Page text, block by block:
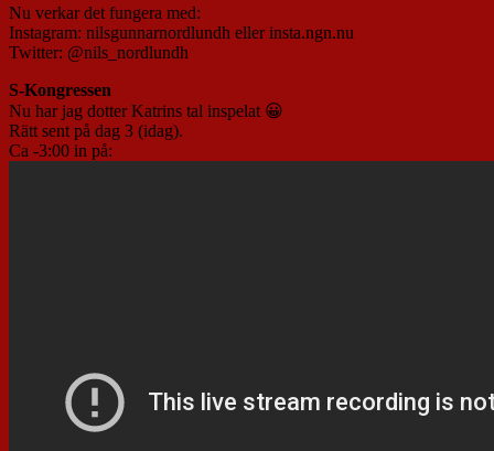
Nu verkar det fungera med:
Instagram: nilsgunnarnordlundh eller insta.ngn.nu
Twitter: @nils_nordlundh
S-Kongressen
Nu har jag dotter Katrins tal inspelat 😀
Rätt sent på dag 3 (idag).
Ca -3:00 in på: